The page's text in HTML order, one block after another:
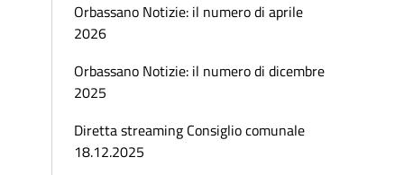
Orbassano Notizie: il numero di aprile
2026
Orbassano Notizie: il numero di dicembre
2025
Diretta streaming Consiglio comunale
18.12.2025